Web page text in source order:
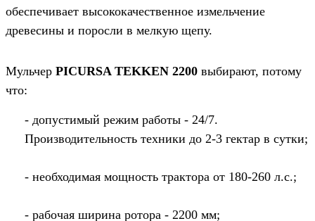
обеспечивает высококачественное измельчение
древесины и поросли в мелкую щепу.
Мульчер PICURSA TEKKEN 2200 выбирают, потому
что:
- допустимый режим работы - 24/7.
Производительность техники до 2-3 гектар в сутки;
- необходимая мощность трактора от 180-260 л.с.;
- рабочая ширина ротора - 2200 мм;